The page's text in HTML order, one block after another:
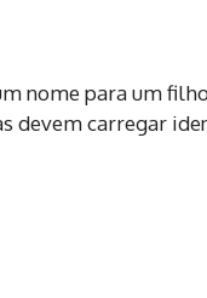
nome para um
devem carregar